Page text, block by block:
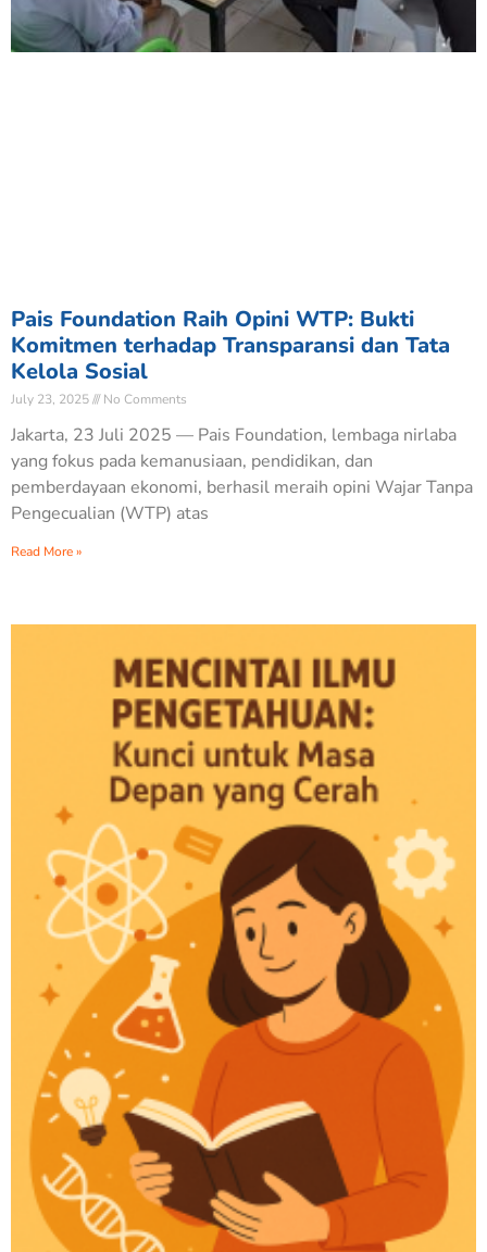
Pais Foundation Raih Opini WTP: Bukti
Komitmen terhadap Transparansi dan Tata
Kelola Sosial
July 23, 2025 No Comments
Jakarta, 23 Juli 2025 — Pais Foundation, lembaga nirlaba
yang fokus pada kemanusiaan, pendidikan, dan
pemberdayaan ekonomi, berhasil meraih opini Wajar Tanpa
Pengecualian (WTP) atas
Read More »